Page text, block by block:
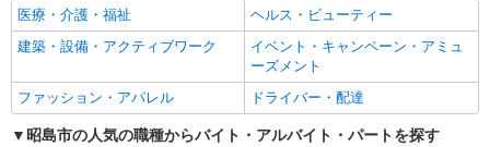
車通勤OK
バイク通勤OK
副業・WワークOK
交通費支給
社会保険あり
まかない・食事補助
医療・介護・福祉
ヘルス・ビューティー
建築・設備・アクティブワーク
イベント・キャンペーン・アミュ
ーズメント
ファッション・アパレル
ドライバー・配達
昭島市の人気の職種からバイト・アルバイト・パートを探す